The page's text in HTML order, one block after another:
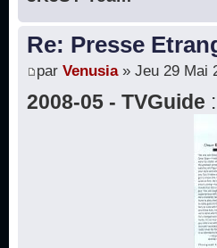
Re: Presse
par Venusia» Jeu 29 Mai
2008-05 - TVGuide :